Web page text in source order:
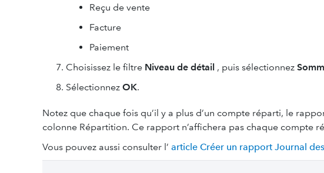
Reçu de vente
Facture
Paiement
Choisissez le filtre Niveau de détail , puis sélectionnez
Sélectionnez OK.
Notez que chaque fois qu’il y a plus d’un compte réparti, le
colonne Répartition. Ce rapport n’affichera pas chaque compte
Vous pouvez aussi consulter l’ article Créer un rapport Journal